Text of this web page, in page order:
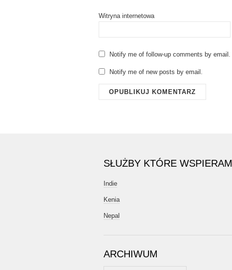
Witryna internetowa
Notify me of follow-up comments by email.
Notify me of new posts by email.
SŁUŻBY KTÓRE WSPIERAM
Indie
Kenia
Nepal
ARCHIWUM